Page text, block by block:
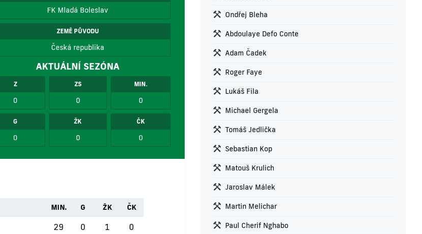
FK Mladá Boleslav
ZEMĚ PŮVODU
Česká republika
AKTUÁLNÍ SEZÓNA
Z
0
ZS
0
MIN.
0
G
0
ŽK
0
ČK
0
MIN. G ŽK ČK
29 0 1 0
Ondřej Bleha
Abdoulaye Defo Conte
Adam Čadek
Roger Faye
Lukáš Fila
Michael Gergela
Tomáš Jedlička
Sebastian Kop
Matouš Krulich
Jaroslav Málek
Martin Melichar
Paul Cherif Nghabo